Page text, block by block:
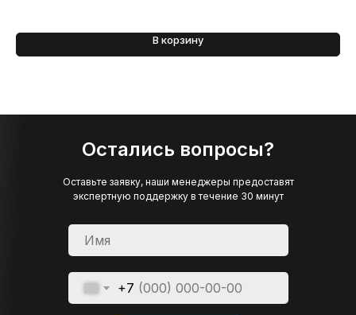
В корзину
Остались вопросы?
+7
Оставьте заявку, наши менеджеры предоставят
экспертную поддержку в течение 30 минут